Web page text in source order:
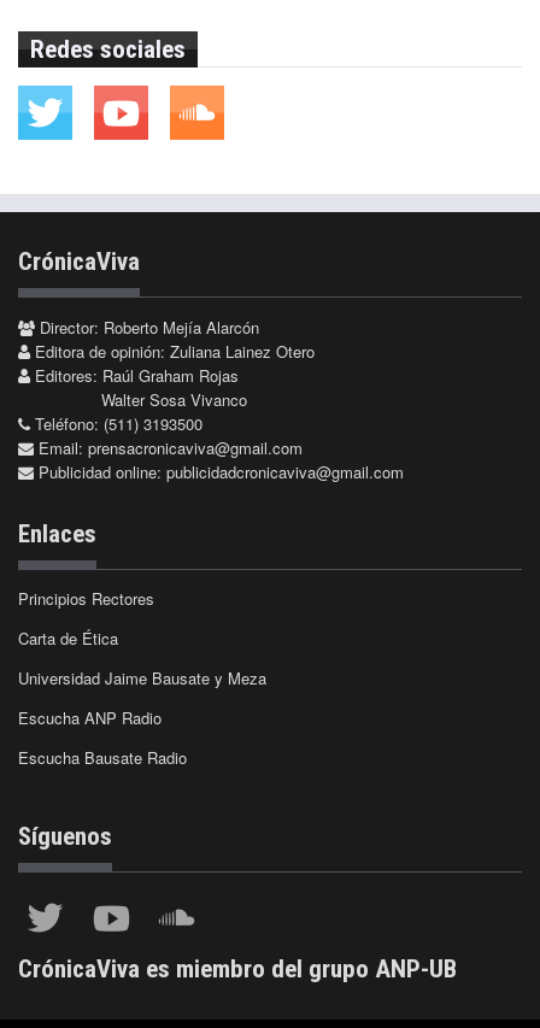
Redes sociales
CrónicaViva
Director: Roberto Mejía Alarcón
Editora de opinión: Zuliana Lainez Otero
Editores: Raúl Graham Rojas
Walter Sosa Vivanco
Teléfono: (511) 3193500
Email: prensacronicaviva@gmail.com
Publicidad online: publicidadcronicaviva@gmail.com
Enlaces
Principios Rectores
Carta de Ética
Universidad Jaime Bausate y Meza
Escucha ANP Radio
Escucha Bausate Radio
Síguenos
CrónicaViva es miembro del grupo ANP-UB